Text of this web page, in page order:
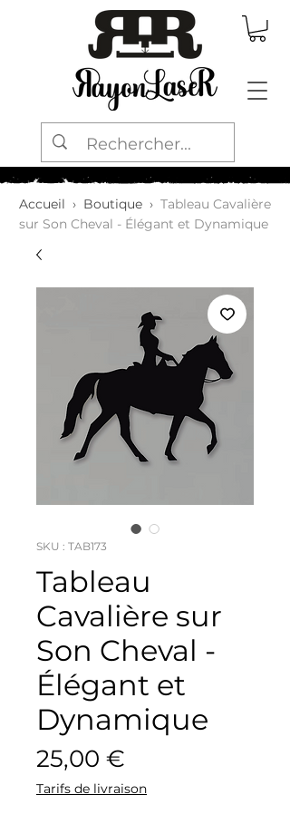
Accueil › Boutique › Tableau Cavalière
sur Son Cheval - Élégant et Dynamique
SKU : TAB173
Tableau
Cavalière sur
Son Cheval -
Élégant et
Dynamique
25,00 €
Tarifs de livraison